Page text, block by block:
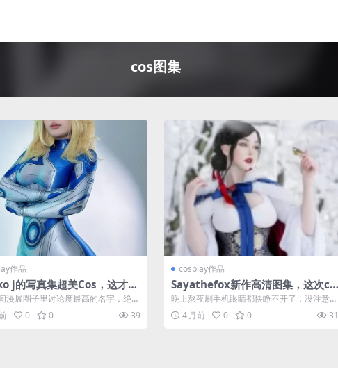
cos图集
作品
j的写真集超美Cos，这才是
的天花板
漫展圈子里讨论度最高的名字，绝对
j，现在的Cospla...
0 0 39
cosplay作品
Sayathefox新作高清图集，这次co
s风格真的绝了
晚上熬夜刷手机眼睛都快睁不开了，没注意点
进了Sayathefox的新写真图集。这...
4 月前 0 0 31